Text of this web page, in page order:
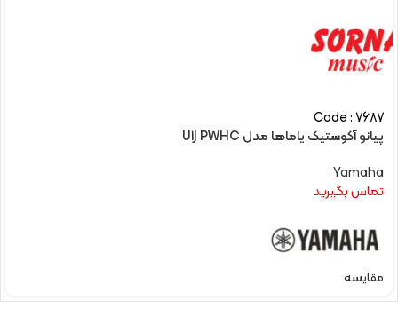
Code : 7687
پیانو آکوستیک یاماها مدل U1J PWHC
Yamaha
تماس بگیرید
مقایسه